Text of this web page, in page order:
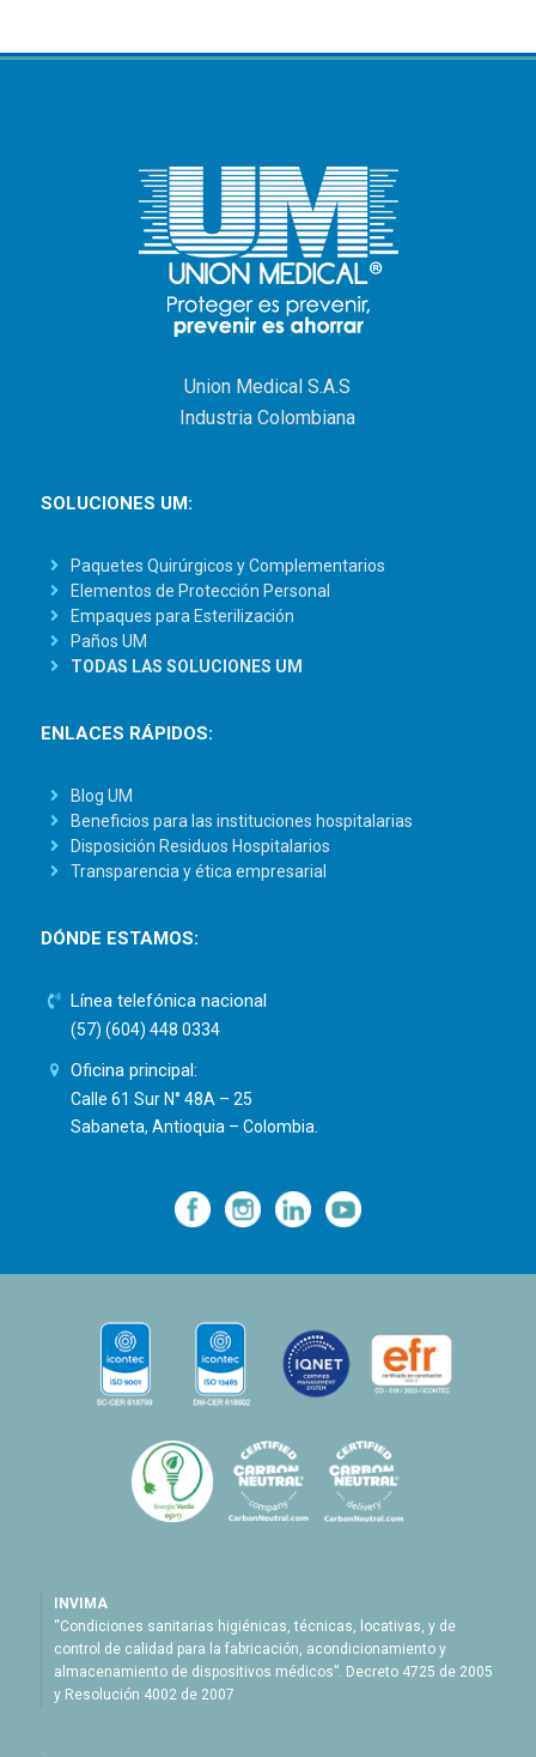
Union Medical S.A.S
Industria Colombiana
SOLUCIONES UM:
Paquetes Quirúrgicos y Complementarios
Elementos de Protección Personal
Empaques para Esterilización
Paños UM
TODAS LAS SOLUCIONES UM
ENLACES RÁPIDOS:
Blog UM
Beneficios para las instituciones hospitalarias
Disposición Residuos Hospitalarios
Transparencia y ética empresarial
DÓNDE ESTAMOS:
Línea telefónica nacional
(57) (604) 448 0334
Oficina principal:
Calle 61 Sur N° 48A – 25
Sabaneta, Antioquia – Colombia.
— — —
INVIMA
“Condiciones sanitarias higiénicas, técnicas, locativas, y de
control de calidad para la fabricación, acondicionamiento y
almacenamiento de dispositivos médicos”. Decreto 4725 de 2005
y Resolución 4002 de 2007